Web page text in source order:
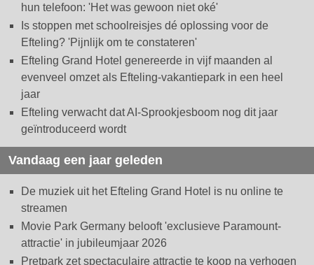
hun telefoon: 'Het was gewoon niet oké'
Is stoppen met schoolreisjes dé oplossing voor de
Efteling? 'Pijnlijk om te constateren'
Efteling Grand Hotel genereerde in vijf maanden al
evenveel omzet als Efteling-vakantiepark in een heel
jaar
Efteling verwacht dat AI-Sprookjesboom nog dit jaar
geïntroduceerd wordt
Vandaag een jaar geleden
De muziek uit het Efteling Grand Hotel is nu online te
streamen
Movie Park Germany belooft 'exclusieve Paramount-
attractie' in jubileumjaar 2026
Pretpark zet spectaculaire attractie te koop na verhogen